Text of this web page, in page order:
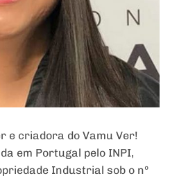
e criadora do Vamu Ver!
em Portugal pelo INPI,
Industrial sob o nº